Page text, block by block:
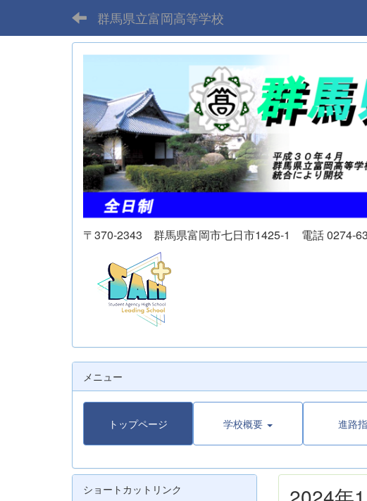
群馬県立富岡高等学校
〒370-2343 群馬県富岡市七日市1425-1 電話 0274-
メニュー
トップページ 学校概要 進路
ショートカットリンク